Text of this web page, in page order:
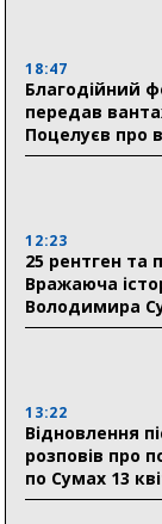
Артем Кобзар
відзнаки
Сумська
18:33
Олексій
стійкості
Місто
отримали 12
18:47
Благодійний
передав
Поцелуєв про
12:23
25 рентген та
Вражаюча
Володимира
13:22
Відновлення
розповів про
по Сумах 13